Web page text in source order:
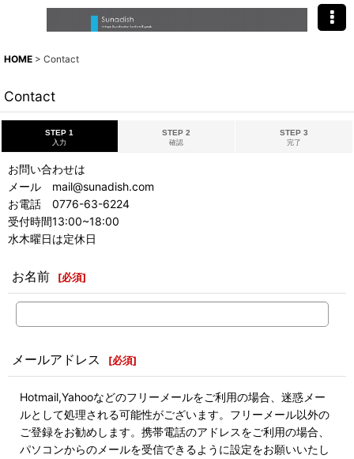
HOME > Contact
Contact
STEP 1
入力
STEP 2
確認
STEP 3
完了
お問い合わせは
メール mail@sunadish.com
お電話 0776-63-6224
受付時間13:00~18:00
水木曜日は定休日
お名前 [必須]
メールアドレス [必須]
Hotmail,Yahooなどのフリーメールをご利用の場合、迷惑メー
ルとして処理される可能性がございます。フリーメール以外の
ご登録をお勧めします。携帯電話のアドレスをご利用の場合、
パソコンからのメールを受信できるように設定をお願いいたし